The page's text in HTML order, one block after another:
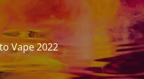
Vape 2022